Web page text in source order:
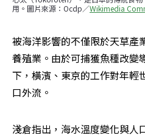
用。圖片來源：Ocdp／Wikimedia
被海洋影響的不僅限於天草產
養殖業。由於可捕獲魚種改變
下，橫濱、東京的工作對年輕
口外流。
淺倉指出，海水溫度變化與人